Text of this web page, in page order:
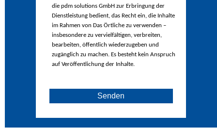
die pdm solutions GmbH zur Erbringung der
Dienstleistung bedient, das Recht ein, die Inhalte
im Rahmen von Das Örtliche zu verwenden –
insbesondere zu vervielfältigen, verbreiten,
bearbeiten, öffentlich wiederzugeben und
zugänglich zu machen. Es besteht kein Anspruch
auf Veröffentlichung der Inhalte.
Senden